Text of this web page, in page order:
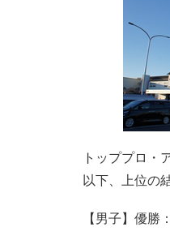
トッププロ・
以下、上位の
【男子】優